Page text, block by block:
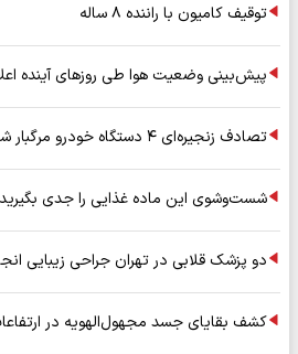
توقیف کامیون با راننده ۸ ساله
پیش‌بینی وضعیت هوا طی روزهای آینده
تصادف زنجیره‌ای ۴ دستگاه خودرو مرگبار شد
شست‌وشوی این ماده غذایی را جدی بگیرید
دو پزشک قلابی در تهران جراحی زیبایی
کشف بقایای جسد مجهول‌الهویه در